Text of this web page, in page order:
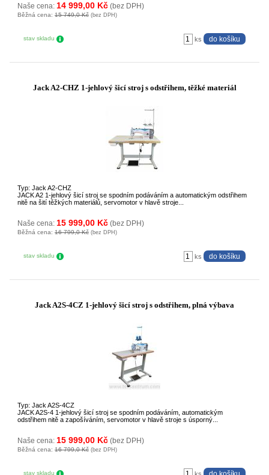
Naše cena: 14 999,00 Kč (bez DPH)
Běžná cena: 15 749,0 Kč (bez DPH)
stav skladu ks
Jack A2-CHZ 1-jehlový šicí stroj s odstřihem, těžké materiál
Typ: Jack A2-CHZ
JACK A2 1-jehlový šicí stroj se spodním podáváním a automatickým odstřihem
nitě na šití těžkých materiálů, servomotor v hlavě stroje...
Naše cena: 15 999,00 Kč (bez DPH)
Běžná cena: 16 799,0 Kč (bez DPH)
stav skladu ks
Jack A2S-4CZ 1-jehlový šicí stroj s odstřihem, plná výbava
Typ: Jack A2S-4CZ
JACK A2S-4 1-jehlový šicí stroj se spodním podáváním, automatickým
odstřihem nitě a zapošíváním, servomotor v hlavě stroje s úsporný...
Naše cena: 15 999,00 Kč (bez DPH)
Běžná cena: 16 799,0 Kč (bez DPH)
stav skladu ks